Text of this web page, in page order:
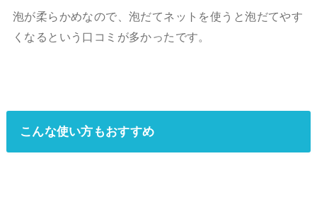
泡が柔らかめなので、泡だてネットを使うと泡だてやす
くなるという口コミが多かったです。
こんな使い方もおすすめ